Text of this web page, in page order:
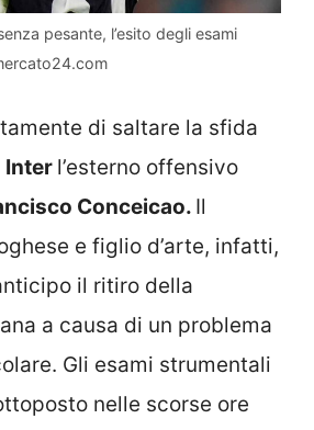
pesante, l’esito degli esami
di saltare la sfida
Inter l’esterno offensivo
Conceicao. Il
e figlio d’arte, infatti,
il ritiro della
a causa di un problema
Gli esami strumentali
nelle scorse ore